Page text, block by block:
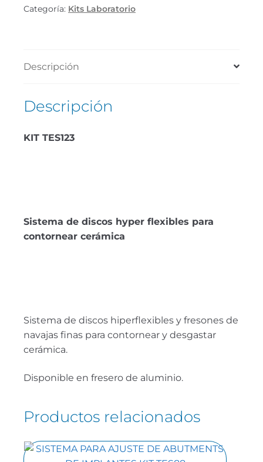
Categoría: Kits Laboratorio
Descripción
Descripción
KIT TES123
Sistema de discos hyper flexibles para
contornear cerámica
Sistema de discos hiperflexibles y fresones de
navajas finas para contornear y desgastar
cerámica.
Disponible en fresero de aluminio.
Productos relacionados